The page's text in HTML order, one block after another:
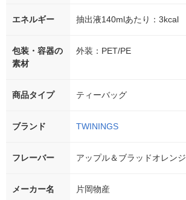
エネルギー 抽出液140mlあたり：3kcal
包装・容器の
素材
外装：PET/PE
商品タイプ ティーバッグ
ブランド TWININGS
フレーバー アップル＆ブラッドオレンジ
メーカー名 片岡物産